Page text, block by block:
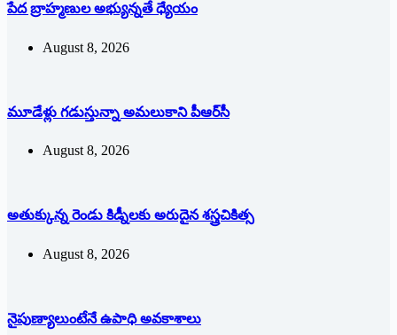
పేద బ్రాహ్మణుల అభ్యున్నతే ధ్యేయం
August 8, 2026
మూడేళ్లు గ‌డుస్తున్నా అమ‌లుకాని పీఆర్‌సీ
August 8, 2026
అతుక్కున్న రెండు కిడ్నీలకు అరుదైన శస్త్రచికిత్స
August 8, 2026
నైపుణ్యాలుంటేనే ఉపాధి అవకాశాలు